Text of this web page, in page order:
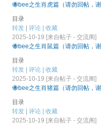
🐝bee之生肖虎篇（请勿回帖，
目录
转发 | 评论 | 收藏
2025-10-19 [来自帖子 - 交流阁]
🐝bee之生肖鼠篇（请勿回帖，
目录
转发 | 评论 | 收藏
2025-10-19 [来自帖子 - 交流阁]
🐝bee之生肖猪篇（请勿回帖，
目录
转发 | 评论 | 收藏
2025-10-19 [来自帖子 - 交流阁]